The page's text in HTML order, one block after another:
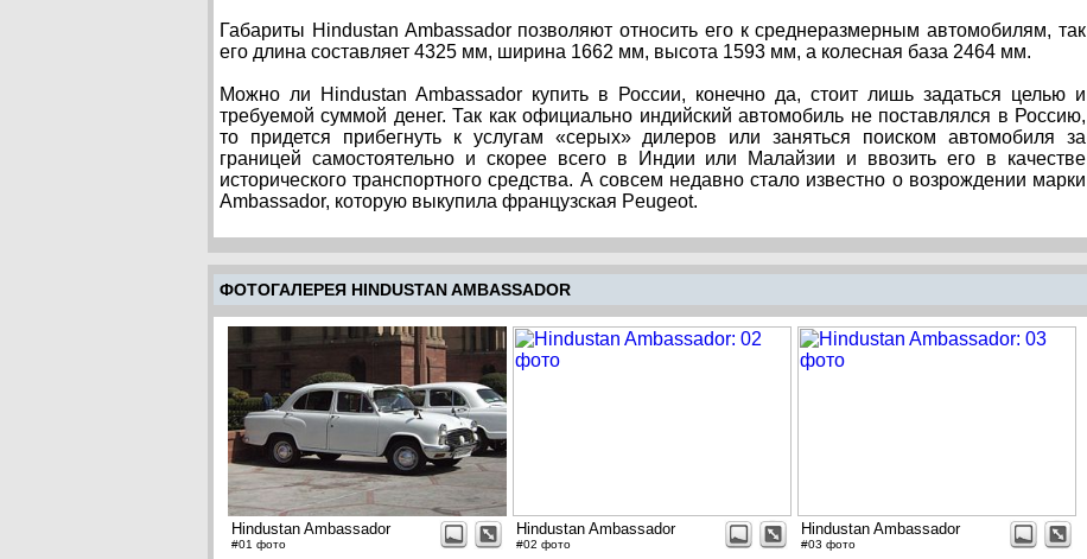
Габариты Hindustan Ambassador позволяют относить его к среднеразмерным автомобилям, так
его длина составляет 4325 мм, ширина 1662 мм, высота 1593 мм, а колесная база 2464 мм.
Можно ли Hindustan Ambassador купить в России, конечно да, стоит лишь задаться целью и
требуемой суммой денег. Так как официально индийский автомобиль не поставлялся в Россию,
то придется прибегнуть к услугам «серых» дилеров или заняться поиском автомобиля за
границей самостоятельно и скорее всего в Индии или Малайзии и ввозить его в качестве
исторического транспортного средства. А совсем недавно стало известно о возрождении марки
Ambassador, которую выкупила французская Peugeot.
ФОТОГАЛЕРЕЯ HINDUSTAN AMBASSADOR
Hindustan Ambassador
#01 фото
Hindustan Ambassador
#02 фото
Hindustan Ambassador
#03 фото